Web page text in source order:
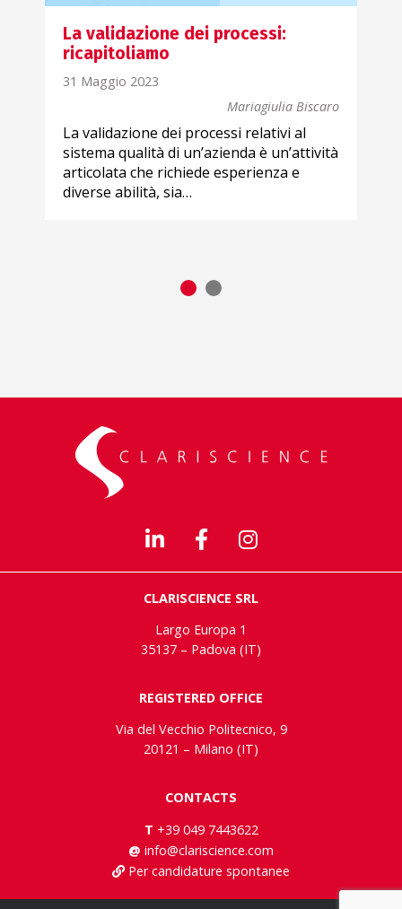
La validazione dei processi:
ricapitoliamo
31 Maggio 2023
Mariagiulia Biscaro
La validazione dei processi relativi al
sistema qualità di un’azienda è un’attività
articolata che richiede esperienza e
diverse abilità, sia…
CLARISCIENCE SRL
Largo Europa 1
35137 – Padova (IT)
REGISTERED OFFICE
Via del Vecchio Politecnico, 9
20121 – Milano (IT)
CONTACTS
T +39 049 7443622
@ info@clariscience.com
Per candidature spontanee